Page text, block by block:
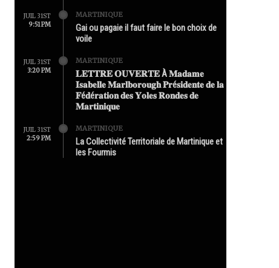
JUIL 31ST
9:51 PM
MARTINIQUE
Gai ou pagaie il faut faire le bon choix de
voile
JUIL 31ST
3:20 PM
MARTINIQUE
𝐋𝐄𝐓𝐓𝐑𝐄 𝐎𝐔𝐕𝐄𝐑𝐓𝐄 À 𝐌𝐚𝐝𝐚𝐦𝐞
𝐈𝐬𝐚𝐛𝐞𝐥𝐥𝐞 𝐌𝐚𝐫𝐥𝐛𝐨𝐫𝐨𝐮𝐠𝐡 𝐏𝐫é𝐬𝐢𝐝𝐞𝐧𝐭𝐞 𝐝𝐞 𝐥𝐚
𝐅é𝐝é𝐫𝐚𝐭𝐢𝐨𝐧 𝐝𝐞𝐬 𝐘𝐨𝐥𝐞𝐬 𝐑𝐨𝐧𝐝𝐞𝐬 𝐝𝐞
𝐌𝐚𝐫𝐭𝐢𝐧𝐢𝐪𝐮𝐞
JUIL 31ST
2:59 PM
MARTINIQUE
La Collectivité Territoriale de Martinique et
les Fourmis